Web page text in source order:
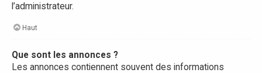
l’administrateur.
Haut
Que sont les annonces ?
Les annonces contiennent souvent des informations